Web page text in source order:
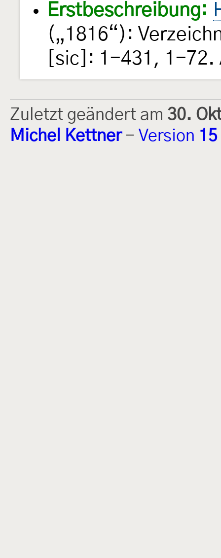
Erstbeschreibung:
(„1816“):
[sic]: 1-431, 1-72.
Zuletzt geändert am 30.
Michel Kettner- Version 15